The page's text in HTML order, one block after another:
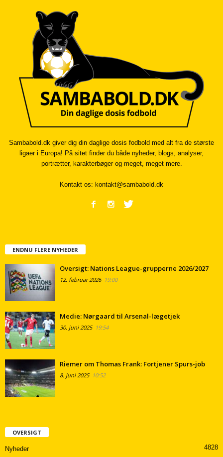
Sambabold.dk giver dig din daglige dosis fodbold med alt fra de største
ligaer i Europa! På sitet finder du både nyheder, blogs, analyser,
portrætter, karakterbøger og meget, meget mere.
Kontakt os: kontakt@sambabold.dk
ENDNU FLERE NYHEDER
Oversigt: Nations League-grupperne 2026/2027
12. februar 202619:00
Medie: Nørgaard til Arsenal-lægetjek
30. juni 202519:54
Riemer om Thomas Frank: Fortjener Spurs-job
8. juni 202510:52
OVERSIGT
Nyheder 4828